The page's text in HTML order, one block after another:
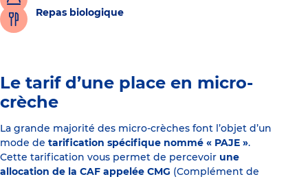
Repas biologique
Le tarif d’une place en micro-
crèche
La grande majorité des micro-crèches font l’objet d’un
mode de tarification spécifique nommé « PAJE ».
Cette tarification vous permet de percevoir une
allocation de la CAF appelée CMG (Complément de